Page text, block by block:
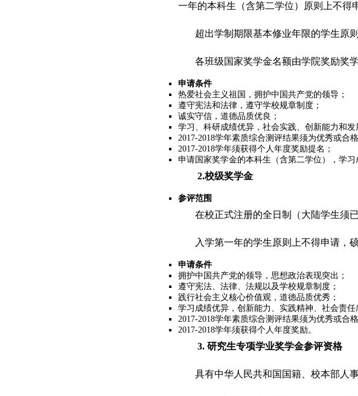
一年的本科生（含第二学位）原则上不得
超出学制期限基本修业年限的学生原
各班级国家奖学金名额由学院奖励奖
申请条件
热爱社会主义祖国，拥护中国共产党的领导；
遵守宪法和法律，遵守学校规章制度；
诚实守信，道德品质优良；
学习、科研成绩优异，社会实践、创新能力和发
2017-2018学年素质综合测评结果须为优秀或合格
2017-2018学年须获得个人年度奖励提名；
申请国家奖学金的本科生（含第二学位），学
2.校级奖学金
参评范围
在校正式注册的全日制（大陆学生须
入学第一年的学生原则上不得申请，
申请条件
拥护中国共产党的领导，思想政治表现突出；
遵守宪法、法律、法规以及学校规章制度；
践行社会主义核心价值观，道德品质优秀；
学习成绩优异，创新能力、实践精神、社会责任
2017-2018学年素质综合测评结果须为优秀或合格
2017-2018学年须获得个人年度奖励。
3. 研究生专项学业奖学金参评资格
具有中华人民共和国国籍、校本部人